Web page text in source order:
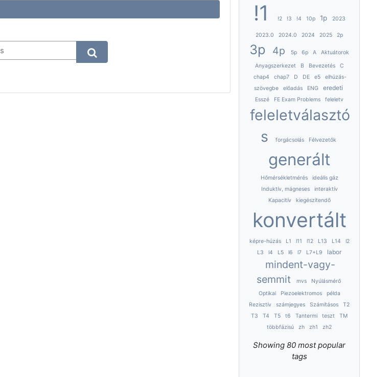
Search courses
!1 !2 !3 !4 10p 1p 2023
2023.0 2024.0 2024 2025 2p
3p 4p 5p 6p A
Aktuátorok
Anyagszerkezet
B Bevezetés
C
chap4
chap7 D DE e5
elhúzás-
szövegbe
előadás ENG eredeti
Esszé FE Exam Problems feleletv
feleletválasztó
s
forgácsolás Félvezetők
generált
Hőmérsékletmérés
ideális gáz
Induktív, mágneses
interaktív
Kapacitív
kiegészítendő
konvertált
képre-húzás L1 l11 l12 L13 L14
l2
L3
l4 L5 l6 l7 L7+L9 labor
mindent-vagy-
semmit
mvs
Nyúlásmérő
Optikai
Piezoelektromos
példa
Rezisztív
számjegyes Számításos
T2
T3
T4 T5 t6 Tantermi teszt
TM
többfázisú
zh zh1 zh2
Showing 80 most popular
tags